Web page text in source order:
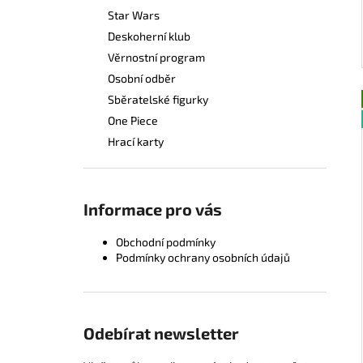
Star Wars
Deskoherní klub
Věrnostní program
Osobní odběr
Sběratelské figurky
One Piece
Hrací karty
Informace pro vás
Obchodní podmínky
Podmínky ochrany osobních údajů
Odebírat newsletter